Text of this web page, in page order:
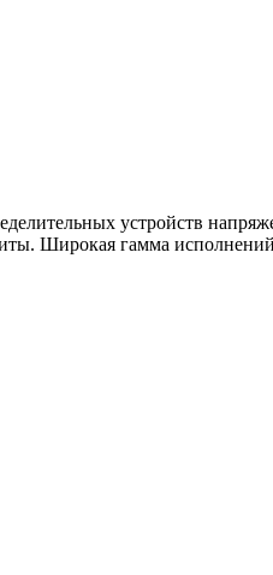
устройств
Широкая гамма